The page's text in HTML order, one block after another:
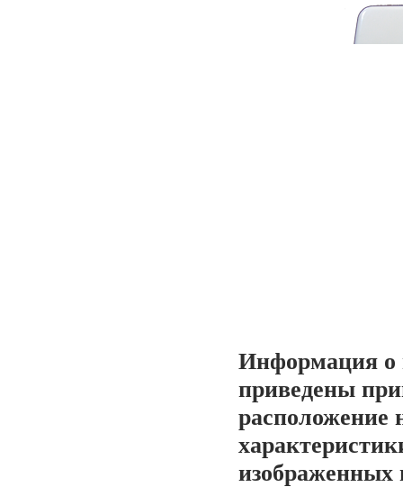
Информация о
приведены
расположение
изображенных